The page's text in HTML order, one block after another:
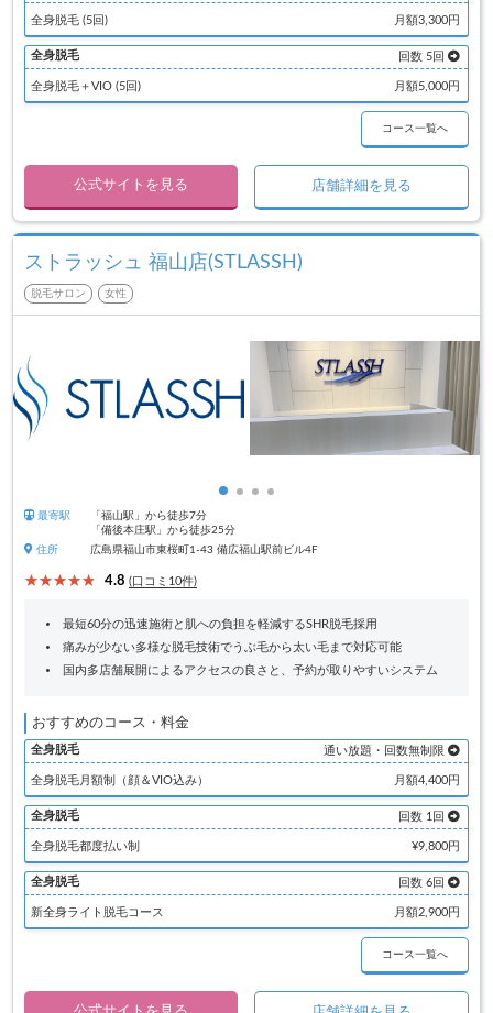
全身脱毛 (5回) 月額3,300円
全身脱毛 回数 5回
全身脱毛＋VIO (5回) 月額5,000円
コース一覧へ
公式サイトを見る 店舗詳細を見る
ストラッシュ 福山店(STLASSH)
脱毛サロン 女性
最寄駅
「福山駅」から徒歩7分
「備後本庄駅」から徒歩25分
住所
広島県福山市東桜町1-43 備広福山駅前ビル4F
4.8 (口コミ10件)
最短60分の迅速施術と肌への負担を軽減するSHR脱毛採用
痛みが少ない多様な脱毛技術でうぶ毛から太い毛まで対応可能
国内多店舗展開によるアクセスの良さと、予約が取りやすいシステム
おすすめのコース・料金
全身脱毛 通い放題・回数無制限
全身脱毛月額制（顔＆VIO込み） 月額4,400円
全身脱毛 回数 1回
全身脱毛都度払い制 ¥9,800円
全身脱毛 回数 6回
新全身ライト脱毛コース 月額2,900円
コース一覧へ